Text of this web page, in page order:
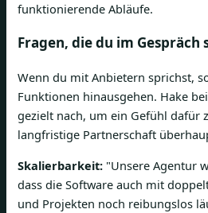
funktionierende Abläufe.
Fragen, die du im Gespräch
Wenn du mit Anbietern sprichst,
Funktionen hinausgehen. Hake
gezielt nach, um ein Gefühl dafür
langfristige Partnerschaft
Skalierbarkeit: "Unsere Agentur
dass die Software auch mit
und Projekten noch reibungslos